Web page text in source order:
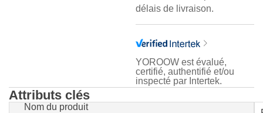
délais de livraison.
YOROOW est évalué,
certifié, authentifié et/ou
inspecté par Intertek.
Attributs clés
Nom du produit